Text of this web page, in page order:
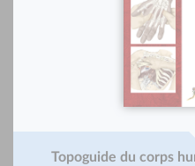
Topoguide du corps